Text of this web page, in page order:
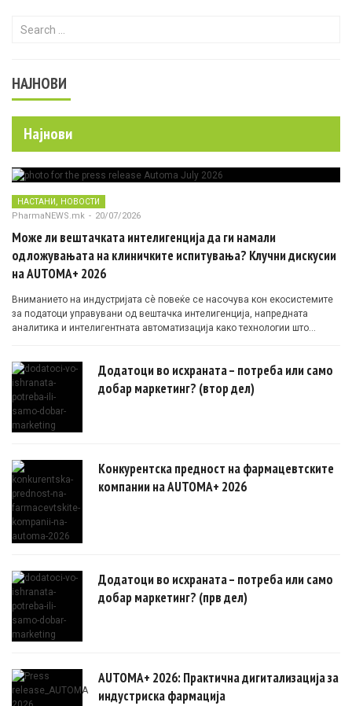
Search for:
НАЈНОВИ
Најнови
НАСТАНИ, НОВОСТИ
PharmaNEWS.mk - 20/07/2026
Може ли вештачката интелигенција да ги намали
одложувањата на клиничките испитувања? Клучни дискусии
на AUTOMA+ 2026
Вниманието на индустријата сè повеќе се насочува кон екосистемите
за податоци управувани од вештачка интелигенција, напредната
аналитика и интелигентната автоматизација како технологии што
Додатоци во исхраната – потреба или само
добар маркетинг? (втор дел)
Конкурентска предност на фармацевтските
компании на AUTOMA+ 2026
Додатоци во исхраната – потреба или само
добар маркетинг? (прв дел)
AUTOMA+ 2026: Практична дигитализација за
индустриска фармација